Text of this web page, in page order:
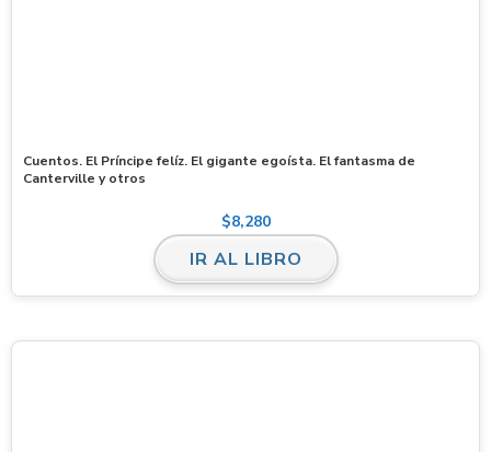
Cuentos. El Príncipe felíz. El gigante egoísta. El fantasma de
Canterville y otros
$8,280
IR AL LIBRO